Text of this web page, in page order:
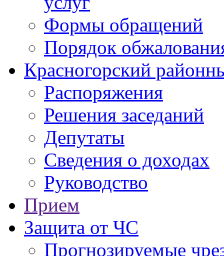
Формы обращений
Порядок
Красногорский
Распоряжения
Решения заседаний
Депутаты
Сведения о доходах
Руководство
Прием
Защита от ЧС
Прогнозируемые